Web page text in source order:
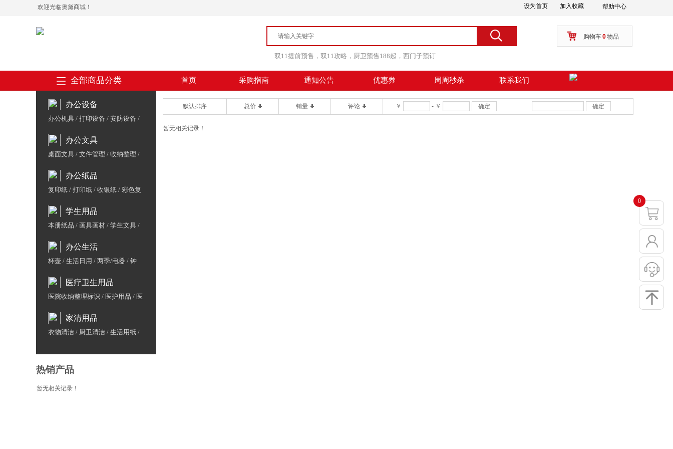
欢迎光临奥黛商城！ 设为首页 加入收藏 帮助中心
购物车0物品
搜索
双11提前预售，双11攻略，厨卫预售188起，西门子预订
按钮文本
首页 采购指南 通知公告 优惠券 周周秒杀 联系我们
全部商品分类
办公设备
办公机具 / 打印设备 / 安防设备 /
保险箱 / 办公家具
办公文具
桌面文具 / 文件管理 / 收纳整理 /
办公纸品
复印纸 / 打印纸 / 收银纸 / 彩色复
签纸
复写纸 / 生活用纸
学生用品
本册纸品 / 画具画材 / 学生文具 /
办公生活
杯壶 / 生活日用 / 两季/电器 / 钟
办公用水 / 鲜花/水果/茶叶
医疗卫生用品
医院收纳整理标识 / 医护用品 / 医
家具用品 / 计生用品
防疫用品
家清用品
衣物清洁 / 厨卫清洁 / 生活用纸 /
默认排序 总价 销量 评论 ￥ - ￥ 确定 确定
暂无相关记录！
热销产品
暂无相关记录！
0